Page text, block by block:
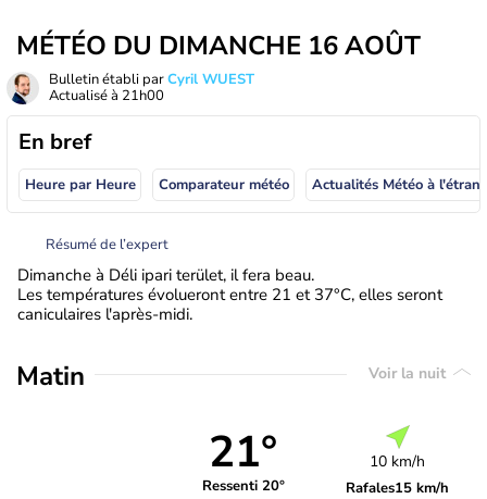
MÉTÉO DU DIMANCHE 16 AOÛT
Bulletin établi parCyril WUEST
Actualisé à 21h00
En bref
Heure par Heure Comparateur météo
Résumé de l’expert
Dimanche à Déli ipari terület, il fera beau.
Les températures évolueront entre 21 et 37°C, elles seront
caniculaires l'après-midi.
Matin Voir la nuit
21°
Ressenti 20°
10 km/h
Rafales15 km/h